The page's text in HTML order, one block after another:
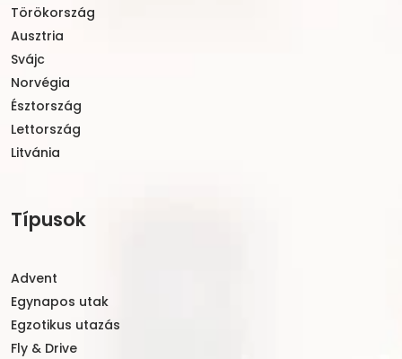
Törökország
Ausztria
Svájc
Norvégia
Észtország
Lettország
Litvánia
Típusok
Advent
Egynapos utak
Egzotikus utazás
Fly & Drive